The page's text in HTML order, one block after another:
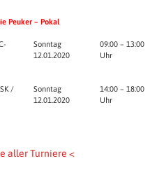
Peuker – Pokal
Sonntag
12.01.2020
09:00 – 13:00
Uhr
/
Sonntag
12.01.2020
14:00 – 18:00
Uhr
aller Turniere <